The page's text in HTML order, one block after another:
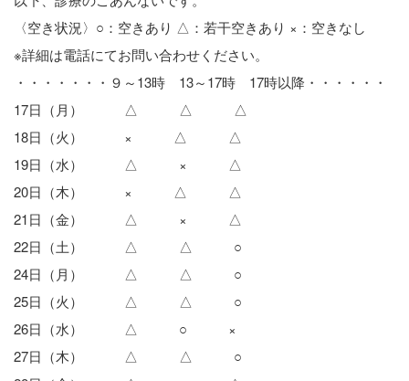
〈空き状況〉○：空きあり △：若干空きあり ×：空きなし
※詳細は電話にてお問い合わせください。
・・・・・・・９～13時 13～17時 17時以降・・・・・・
17日（月） △ △ △
18日（火） × △ △
19日（水） △ × △
20日（木） × △ △
21日（金） △ × △
22日（土） △ △ ○
24日（月） △ △ ○
25日（火） △ △ ○
26日（水） △ ○ ×
27日（木） △ △ ○